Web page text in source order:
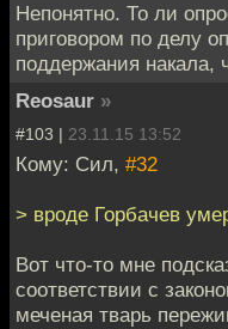
Непонятно. То ли
приговором по делу
поддержания накала,
Reosaur »
#103 | 23.11.15 13:52
Кому: Сил, #32
> вроде Горбачев
Вот что-то мне
соответствии с
меченая тварь